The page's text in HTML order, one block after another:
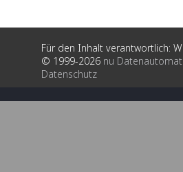
Für den Inhalt verantwortlich:
© 1999-2026 nu
Datenschutz